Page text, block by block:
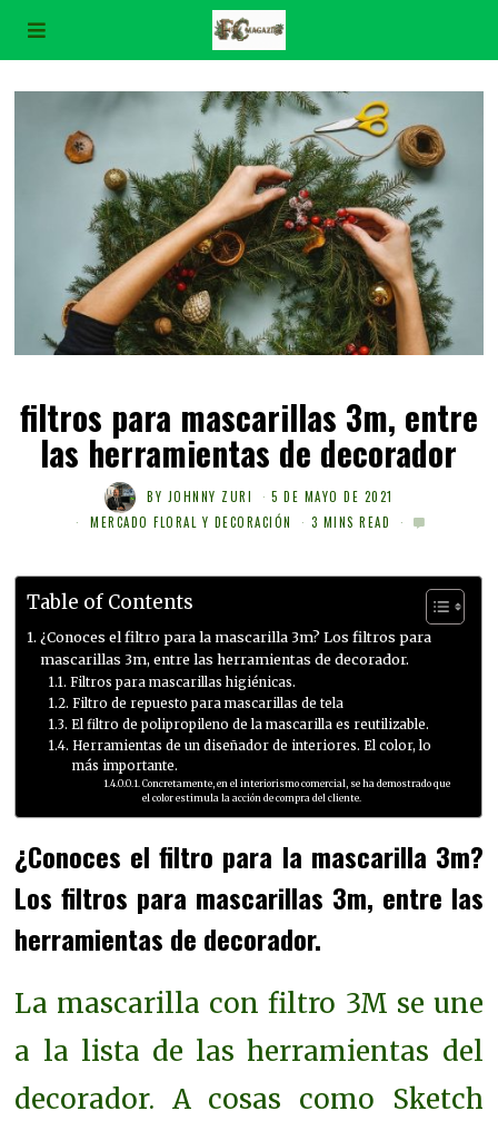
filtros para mascarillas 3m, entre
las herramientas de decorador
BY JOHNNY ZURI
5 DE MAYO DE 2021
MERCADO FLORAL Y DECORACIÓN
3 MINS READ
Table of Contents
¿Conoces el filtro para la mascarilla 3m? Los filtros para
mascarillas 3m, entre las herramientas de decorador.
Filtros para mascarillas higiénicas.
Filtro de repuesto para mascarillas de tela
El filtro de polipropileno de la mascarilla es reutilizable.
Herramientas de un diseñador de interiores. El color, lo
más importante.
Concretamente, en el interiorismo comercial, se ha demostrado que
el color estimula la acción de compra del cliente.
¿Conoces el filtro para la mascarilla 3m?
Los filtros para mascarillas 3m, entre las
herramientas de decorador.
La mascarilla con filtro 3M se une
a la lista de las herramientas del
decorador. A cosas como Sketch